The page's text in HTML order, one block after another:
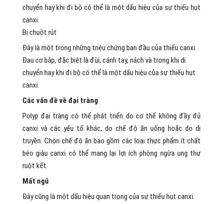
chuyển hay khi đi bộ có thể là một dấu hiệu của sự thiếu hụt
canxi.
Bị chuột rút
Đây là một trong những triệu chứng ban đầu của thiếu canxi.
Đau cơ bắp, đặc biệt là đùi, cánh tay, nách và trong khi di
chuyển hay khi đi bộ có thể là một dấu hiệu của sự thiếu hụt
canxi.
Các vấn đề về đại tràng
Polyp đại tràng có thể phát triển do cơ thể không đầy đủ
canxi và các yếu tố khác, do chế độ ăn uống hoặc do di
truyền. Chọn chế độ ăn bao gồm các loại thực phẩm ít chất
béo giàu canxi có thể mang lại lợi ích phòng ngừa ung thư
ruột kết.
Mất ngủ
Đây cũng là một dấu hiệu quan trọng của sự thiếu hụt canxi.